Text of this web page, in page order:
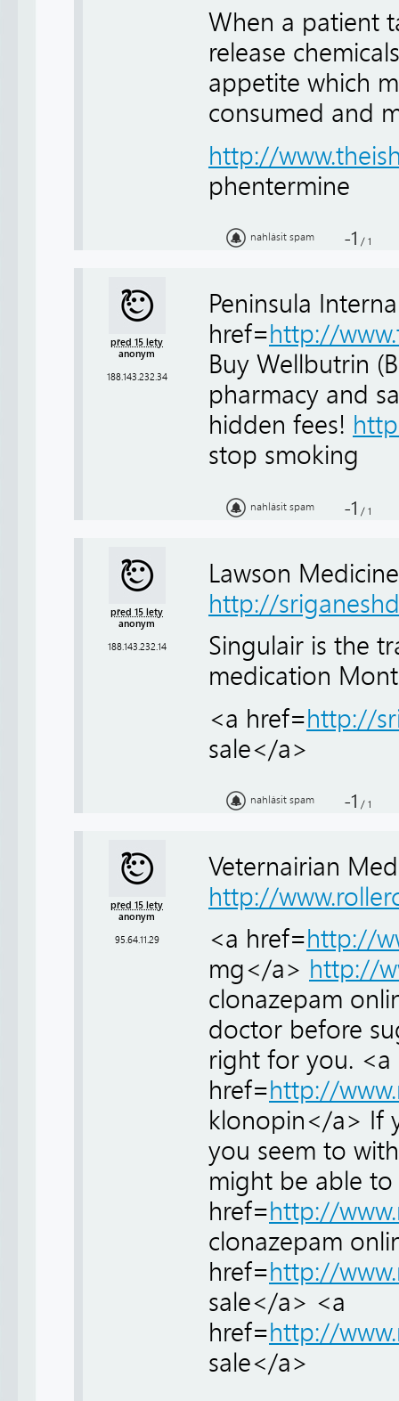
When a patient
release
appetite which
consumed and
http://
phentermine
nahlásit spam -1 / 1
před 15 lety
anonym
188.143.232.34
Peninsula
href=http://
Buy Wellbutrin
pharmacy and
hidden fees!
stop smoking
nahlásit spam -1 / 1
před 15 lety
anonym
188.143.232.14
Lawson
http://
Singulair is the
medication
<a href=http://
sale</a>
nahlásit spam -1 / 1
před 15 lety
anonym
95.64.11.29
Veternairian
http://
<a href=http://
mg</a> http://
clonazepam
doctor before
right for you. <a
href=http://
klonopin</a> If
you seem to
might be able
href=http://
clonazepam
href=http://
sale</a> <a
href=http://
sale</a>